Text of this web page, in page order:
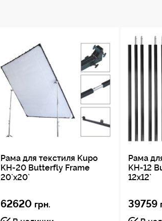
Рама для текстиля Kupo
KH-20 Butterfly Frame
20`x20`
62620 грн.
Рама
KH-12
12x12`
39759